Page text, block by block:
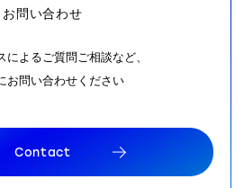
お問い合わせ
によるご質問ご相談など、
お問い合わせください
Contact